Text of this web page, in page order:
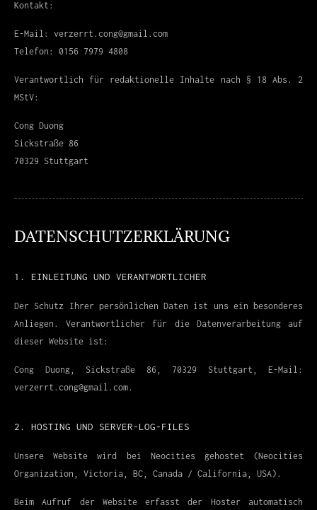
Kontakt:
E-Mail: verzerrt.cong@gmail.com
Telefon: 0156 7979 4808
Verantwortlich für redaktionelle Inhalte nach § 18 Abs. 2
MStV:
Cong Duong
Sickstraße 86
70329 Stuttgart
DATENSCHUTZERKLÄRUNG
1. EINLEITUNG UND VERANTWORTLICHER
Der Schutz Ihrer persönlichen Daten ist uns ein besonderes
Anliegen. Verantwortlicher für die Datenverarbeitung auf
dieser Website ist:
Cong Duong, Sickstraße 86, 70329 Stuttgart, E-Mail:
verzerrt.cong@gmail.com.
2. HOSTING UND SERVER-LOG-FILES
Unsere Website wird bei Neocities gehostet (Neocities
Organization, Victoria, BC, Canada / California, USA).
Beim Aufruf der Website erfasst der Hoster automatisch